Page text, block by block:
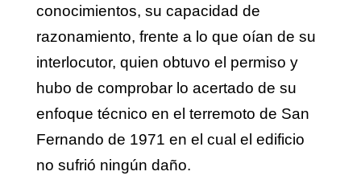
conocimientos, su capacidad de
razonamiento, frente a lo que oían de su
interlocutor, quien obtuvo el permiso y
hubo de comprobar lo acertado de su
enfoque técnico en el terremoto de San
Fernando de 1971 en el cual el edificio
no sufrió ningún daño.